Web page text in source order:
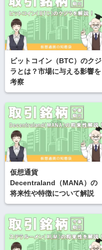
ビットコイン（BTC）のクジ
ラとは？市場に与える影響を
考察
仮想通貨
Decentraland（MANA）の
将来性や特徴について解説